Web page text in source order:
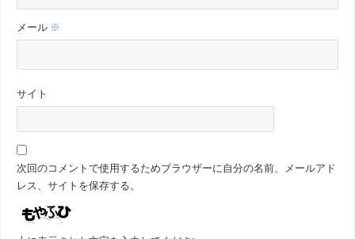
メール ※
サイト
次回のコメントで使用するためブラウザーに自分の名前、メールアド
レス、サイトを保存する。